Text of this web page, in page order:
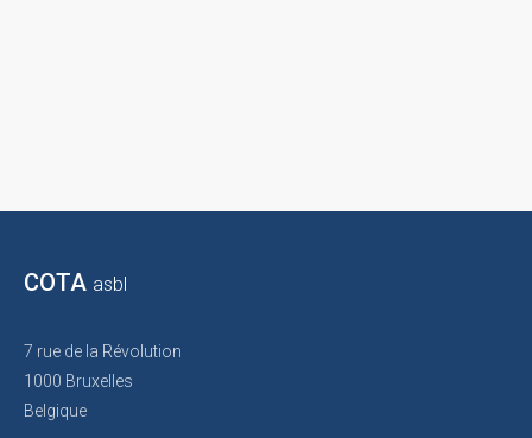
COTA asbl
7 rue de la Révolution
1000 Bruxelles
Belgique